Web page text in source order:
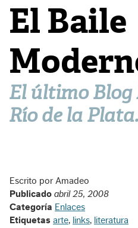
El Baile
El último Blog
Río de la Plata.
Escrito por Amadeo
Publicado abril 25, 2008
Categoría Enlaces
Etiquetas arte, links, literatura